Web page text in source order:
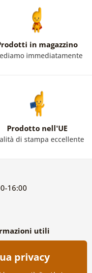
in magazzino
immediatamente
Prodotto nell'UE
di stampa eccellente
16:00
utili
privacy